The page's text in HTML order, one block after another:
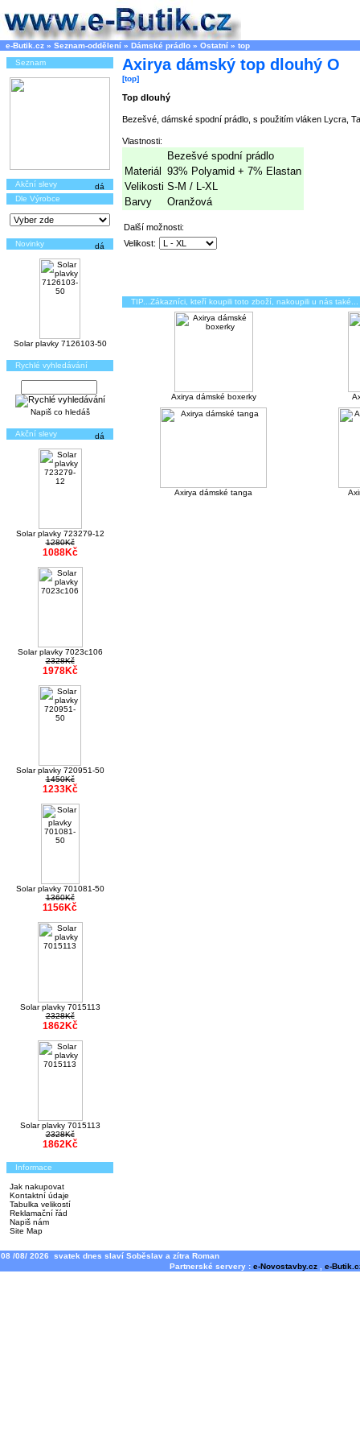
e-Butik.cz » Seznam-oddělení » Dámské prádlo » Ostatní » top
Seznam
Akční slevy
Dle Výrobce
Novinky
Solar plavky 7126103-50
Rychlé vyhledávání
Napiš co hledáš
Akční slevy
Solar plavky 723279-12
1280Kč
1088Kč
Solar plavky 7023c106
2328Kč
1978Kč
Solar plavky 720951-50
1450Kč
1233Kč
Solar plavky 701081-50
1360Kč
1156Kč
Solar plavky 7015113
2328Kč
1862Kč
Solar plavky 7015113
2328Kč
1862Kč
Informace
Jak nakupovat
Kontaktní údaje
Tabulka velikostí
Reklamační řád
Napiš nám
Site Map
Axirya dámský top dlouhý O
[top]
Top dlouhý
Bezešvé, dámské spodní prádlo, s použitím vláken Lycra,
Vlastnosti:
Bezešvé spodní prádlo
Materiál 93% Polyamid + 7% Elastan
Velikosti S-M / L-XL
Barvy
Oranžová
Další možnosti:
Velikost:
TIP...Zákazníci, kteří koupili toto zboží, nakoupili u nás také...
Axirya dámské boxerky
Axirya dámské tanga
08 /08/ 2026 svatek dnes slaví Soběslav a zítra Roman
Partnerské servery : e-Novostavby.cz e-